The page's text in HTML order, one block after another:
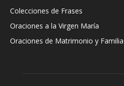
Colecciones de Frases
Oraciones a la Virgen María
Oraciones de Matrimonio y Familia